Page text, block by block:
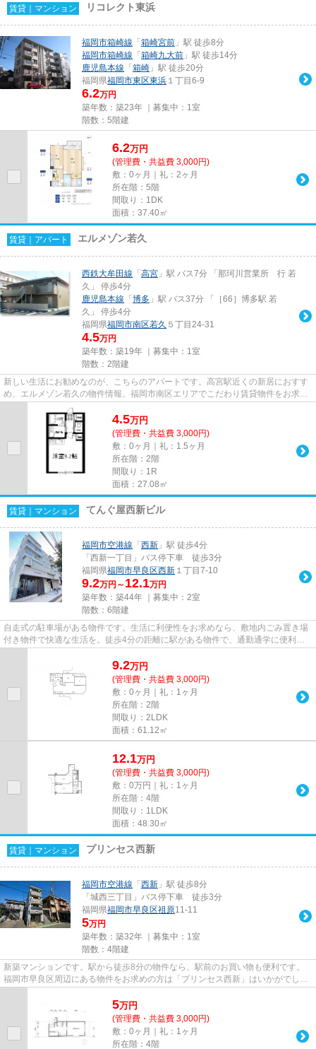
賃貸｜マンション リコレクト東浜
福岡市箱崎線 「 箱崎宮前 」駅 徒歩8分
福岡市箱崎線 「 箱崎九大前 」駅 徒歩14分
鹿児島本線 「 箱崎 」駅 徒歩20分
福岡県福岡市東区東浜 １丁目6-9
6.2万円
築年数：築23年 ｜募集中： 1室
階数：5階建
6.2万円
(管理費・共益費 3,000円)
敷：0ヶ月｜礼：2ヶ月
所在階：5階
間取り：1DK
面積：37.40㎡
賃貸｜アパート エルメゾン若久
西鉄大牟田線 「 高宮 」駅 バス7分 「那珂川営業所 行 若
久」 停歩4分
鹿児島本線 「 博多 」駅 バス37分 「［66］博多駅 若
久」 停歩4分
福岡県福岡市南区若久 ５丁目24-31
4.5万円
築年数：築19年 ｜募集中： 1室
階数：2階建
新しい生活にお勧めなのが、こちらのアパートです。高宮駅近くの新居におすす
め、エルメゾン若久の物件情報。福岡市南区エリアでこだわり賃貸物件をお求め
なら高宮周辺はいかがでしょ...
4.5万円
(管理費・共益費 3,000円)
敷：0ヶ月｜礼：1.5ヶ月
所在階：2階
間取り：1R
面積：27.08㎡
賃貸｜マンション てんぐ屋西新ビル
福岡市空港線 「 西新 」駅 徒歩4分
「西新一丁目」バス停下車 徒歩3分
福岡県福岡市早良区西新 １丁目7-10
9.2万円～ 12.1万円
築年数：築44年 ｜募集中： 2室
階数：6階建
自走式の駐車場がある物件です。生活に利便性をお求めなら、敷地内ごみ置き場
付き物件で快適な生活を。徒歩4分の距離に駅がある物件で、通勤通学に便利で
9.2万円
(管理費・共益費 3,000円)
敷：0ヶ月｜礼：1ヶ月
所在階：2階
間取り：2LDK
面積：61.12㎡
12.1万円
(管理費・共益費 3,000円)
敷：0万円｜礼：1ヶ月
所在階：4階
間取り：1LDK
面積：48.30㎡
賃貸｜マンション プリンセス西新
福岡市空港線 「 西新 」駅 徒歩8分
「城西三丁目」バス停下車 徒歩3分
福岡県福岡市早良区祖原11-11
5万円
築年数：築32年 ｜募集中： 1室
階数：4階建
新築マンションです。駅から徒歩8分の物件なら、駅前のお買い物も便利です。
福岡市早良区周辺にある物件をお求めの方は「プリンセス西新」はいかがでしょ
5万円
(管理費・共益費 3,000円)
敷：0ヶ月｜礼：1ヶ月
所在階：4階